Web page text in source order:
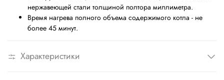
нержавеющей стали толщиной полтора миллиметра.
Время нагрева полного объема содержимого котла - не
более 45 минут.
Характеристики